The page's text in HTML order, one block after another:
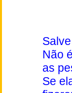
Não
as
Se